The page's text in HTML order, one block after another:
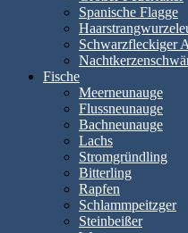
Spanische Flagge
Schwarzfleckiger
Fische
Meerneunauge
Flussneunauge
Bachneunauge
Lachs
Stromgründling
Bitterling
Rapfen
Schlammpeitzger
Steinbeißer